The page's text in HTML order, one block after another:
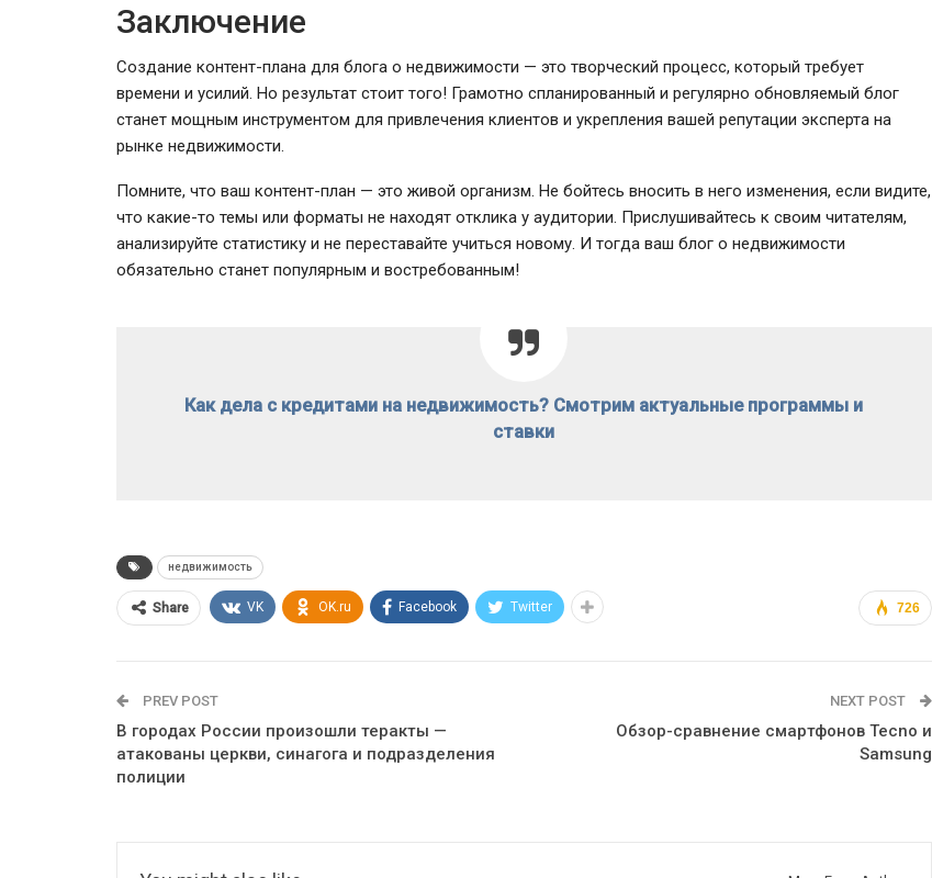
Заключение
Создание контент-плана для блога о недвижимости — это творческий процесс, который требует
времени и усилий. Но результат стоит того! Грамотно спланированный и регулярно обновляемый блог
станет мощным инструментом для привлечения клиентов и укрепления вашей репутации эксперта на
рынке недвижимости.
Помните, что ваш контент-план — это живой организм. Не бойтесь вносить в него изменения, если видите,
что какие-то темы или форматы не находят отклика у аудитории. Прислушивайтесь к своим читателям,
анализируйте статистику и не переставайте учиться новому. И тогда ваш блог о недвижимости
обязательно станет популярным и востребованным!
Как дела с кредитами на недвижимость? Смотрим актуальные программы и
ставки
недвижимость
726
Share VK OK.ru Facebook Twitter
PREV POST
В городах России произошли теракты —
атакованы церкви, синагога и подразделения
полиции
NEXT POST
Обзор-сравнение смартфонов Tecno и
Samsung